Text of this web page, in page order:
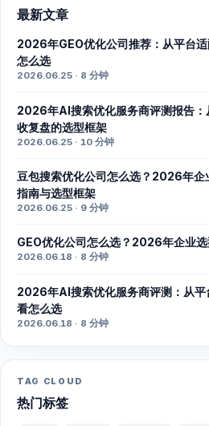
最新文章
2026年GEO优化公司推荐：从平台
怎么选
2026.06.25 · 8 分钟
2026年AI搜索优化服务商评测报告：
收复盘的选型框架
2026.06.25 · 10 分钟
豆包搜索优化公司怎么选？2026年企
指南与选型框架
2026.06.25 · 9 分钟
GEO优化公司怎么选？2026年企业
2026.06.18 · 8 分钟
2026年AI搜索优化服务商评测：从平
看怎么选
2026.06.18 · 8 分钟
TAG CLOUD
热门标签